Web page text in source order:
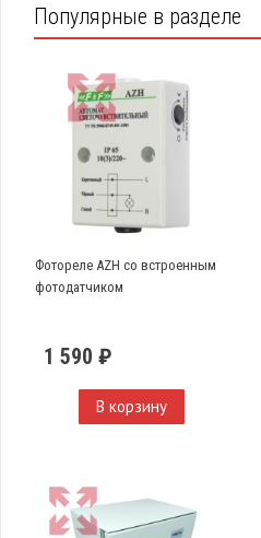
Популярные в разделе
Фотореле AZH со встроенным
фотодатчиком
1 590 ₽
В корзину